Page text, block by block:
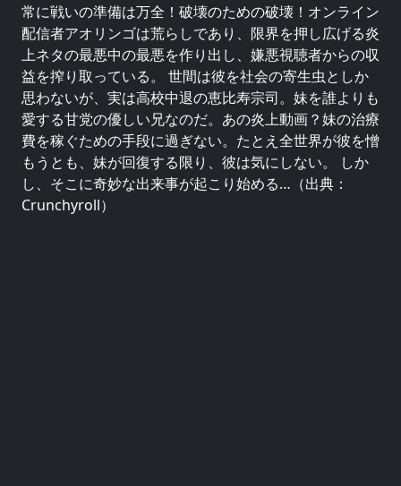
常に戦いの準備は万全！破壊のための破壊！オンライン
配信者アオリンゴは荒らしであり、限界を押し広げる炎
上ネタの最悪中の最悪を作り出し、嫌悪視聴者からの収
益を搾り取っている。 世間は彼を社会の寄生虫としか
思わないが、実は高校中退の恵比寿宗司。妹を誰よりも
愛する甘党の優しい兄なのだ。あの炎上動画？妹の治療
費を稼ぐための手段に過ぎない。たとえ全世界が彼を憎
もうとも、妹が回復する限り、彼は気にしない。 しか
し、そこに奇妙な出来事が起こり始める…（出典：
Crunchyroll）